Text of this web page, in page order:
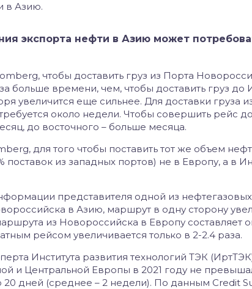
в Азию.
экспорта нефти в Азию может
чтобы доставить груз из Порта
больше времени, чем, чтобы доставить груз до
увеличится еще сильнее. Для доставки груза
около недели. Чтобы совершить рейс
до восточного – больше месяца.
для того чтобы поставить тот же объем
поставок из западных портов) не в Европу, а в
представителя одной из
в Азию, маршрут в одну сторону
из Новороссийска в Европу составляет
рейсом увеличивается только в 2-2.4 раза.
Института развития технологий ТЭК
и Центральной Европы в 2021 году не
дней (среднее – 2 недели). По данным Credit